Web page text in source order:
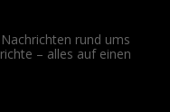
rund ums
– alles auf einen